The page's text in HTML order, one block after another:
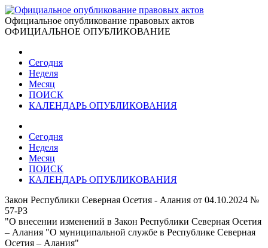
Официальное опубликование правовых актов
ОФИЦИАЛЬНОЕ ОПУБЛИКОВАНИЕ
Сегодня
Неделя
Месяц
ПОИСК
КАЛЕНДАРЬ ОПУБЛИКОВАНИЯ
Сегодня
Неделя
Месяц
ПОИСК
КАЛЕНДАРЬ ОПУБЛИКОВАНИЯ
Закон Республики Северная Осетия - Алания от 04.10.2024 №
57-РЗ
"О внесении изменений в Закон Республики Северная Осетия
– Алания "О муниципальной службе в Республике Северная
Осетия – Алания"